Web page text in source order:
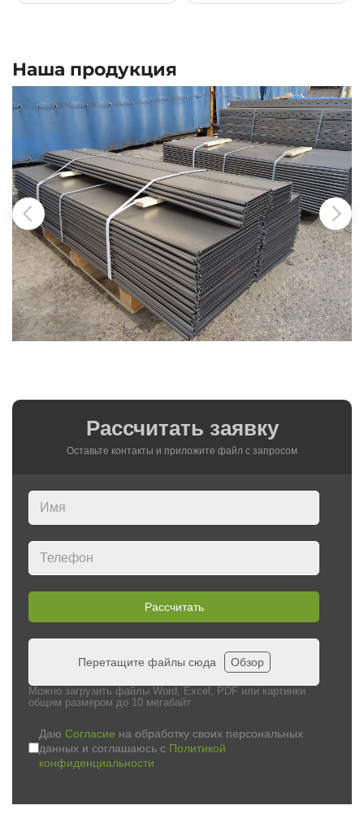
Наша продукция
Рассчитать заявку
Оставьте контакты и приложите файл c запросом
Рассчитать
Перетащите файлы сюда Обзор
Можно загрузить файлы Word, Excel, PDF или картинки
общим размером до 10 мегабайт
Даю Согласие на обработку своих персональных
данных и соглашаюсь с Политикой
конфиденциальности